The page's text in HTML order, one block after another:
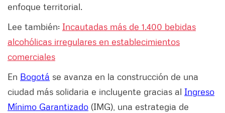
enfoque territorial.
Lee también: Incautadas más de 1.400 bebidas
alcohólicas irregulares en establecimientos
comerciales
En Bogotá se avanza en la construcción de una
ciudad más solidaria e incluyente gracias al Ingreso
Mínimo Garantizado (IMG), una estrategia de